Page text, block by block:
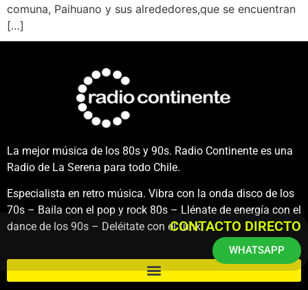
comuna, Paihuano y sus alrededores,que se encuentran
[…]
La mejor música de los 80s y 90s. Radio Continente es una
Radio de La Serena para todo Chile.
Especialista en retro música. Vibra con la onda disco de los
70s – Baila con el pop y rock 80s – Llénate de energía con el
dance de los 90s – Deléitate con el funk.CONTACTO DIRECTO
WHATSAPP